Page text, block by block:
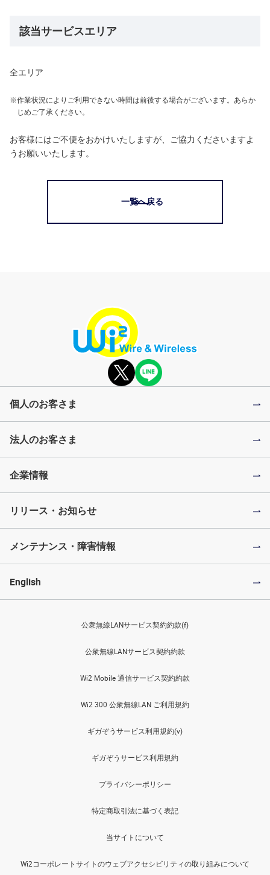
該当サービスエリア
全エリア
※作業状況によりご利用できない時間は前後する場合がございます。あらか
じめご了承ください。
お客様にはご不便をおかけいたしますが、ご協力くださいますよ
うお願いいたします。
一覧へ戻る
個人のお客さま
法人のお客さま
企業情報
リリース・お知らせ
メンテナンス・障害情報
English
公衆無線LANサービス契約約款(f)
公衆無線LANサービス契約約款
Wi2 Mobile 通信サービス契約約款
Wi2 300 公衆無線LAN ご利用規約
ギガぞうサービス利用規約(v)
ギガぞうサービス利用規約
プライバシーポリシー
特定商取引法に基づく表記
当サイトについて
Wi2コーポレートサイトのウェブアクセシビリティの取り組みについて